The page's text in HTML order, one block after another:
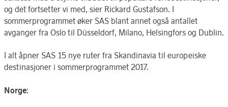
og det fortsetter vi med, sier Rickard Gustafson. I
sommerprogrammet øker SAS blant annet også antallet
avganger fra Oslo til Düsseldorf, Milano, Helsingfors og Dublin.
I alt åpner SAS 15 nye ruter fra Skandinavia til europeiske
destinasjoner i sommerprogrammet 2017.
Norge: